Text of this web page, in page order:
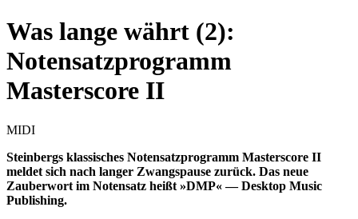
Was lange währt (2):
Notensatzprogramm
Masterscore II
MIDI
Steinbergs klassisches Notensatzprogramm Masterscore II
meldet sich nach langer Zwangspause zurück. Das neue
Zauberwort im Notensatz heißt »DMP« — Desktop Music
Publishing.